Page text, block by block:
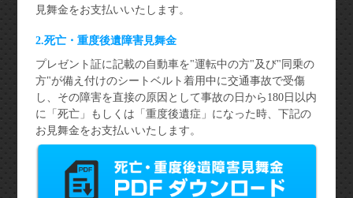
見舞金をお支払いいたします。
2.死亡・重度後遺障害見舞金
プレゼント証に記載の自動車を"運転中の方"及び"同乗の
方"が備え付けのシートベルト着用中に交通事故で受傷
し、その障害を直接の原因として事故の日から180日以内
に「死亡」もしくは「重度後遺症」になった時、下記の
お見舞金をお支払いいたします。